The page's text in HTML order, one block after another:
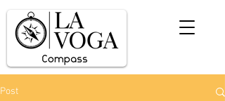
Post